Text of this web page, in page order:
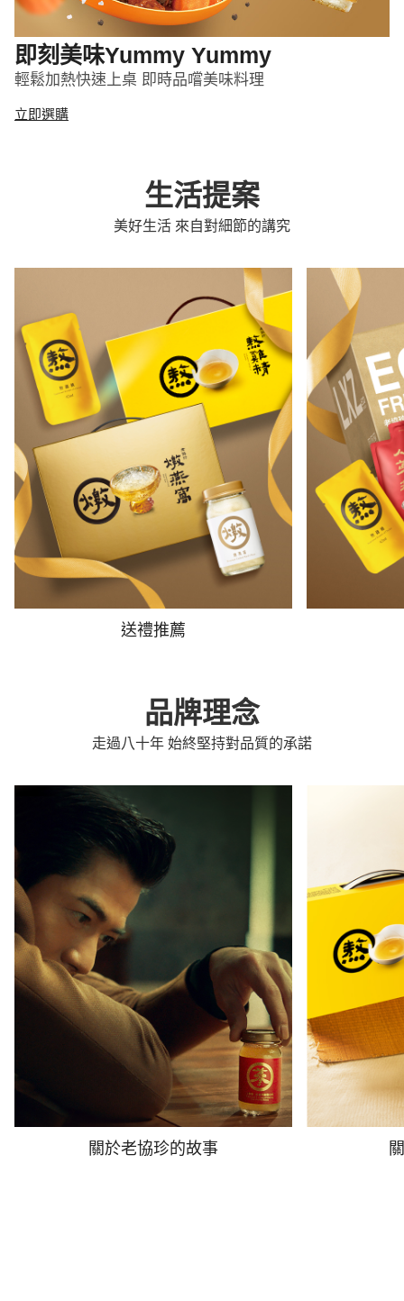
即刻美味Yummy Yummy
輕鬆加熱快速上桌 即時品嚐美味料理
立即選購
生活提案
美好生活 來自對細節的講究
送禮推薦
品牌理念
走過八十年 始終堅持對品質的承諾
關於老協珍的故事